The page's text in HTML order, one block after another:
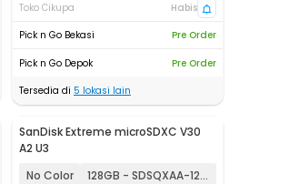
Toko Cikupa
Habis
Pick n Go Bekasi
Pre Order
Pick n Go Depok
Pre Order
Tersedia di 5 lokasi lain
SanDisk Extreme microSDXC V30
A2 U3
No Color
128GB - SDSQXAA-128G